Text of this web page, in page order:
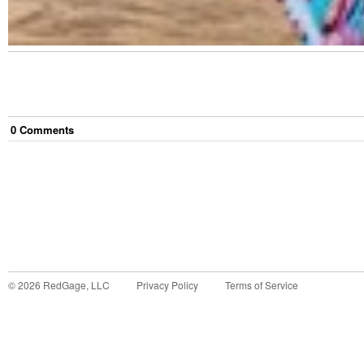
0 Comments
©2026 RedGage, LLC Privacy Policy Terms of Service